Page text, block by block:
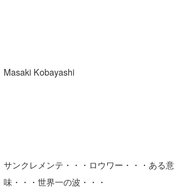
Masaki Kobayashi
サンクレメンテ・・・ロウワー・・・ある意
味・・・世界一の波・・・